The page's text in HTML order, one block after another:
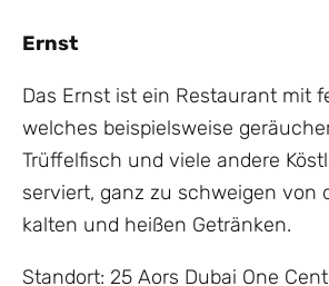
Ernst
Das Ernst ist ein Restaurant mit
welches beispielsweise
Trüffelfisch und viele andere
serviert, ganz zu schweigen von
kalten und heißen Getränken.
Standort: 25 Aors Dubai One